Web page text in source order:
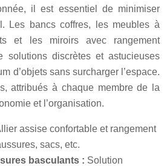
il est essentiel de minimiser
Les bancs coffres, les meubles à
et les miroirs avec rangement
solutions discrètes et astucieuses
d’objets sans surcharger l’espace.
attribués à chaque membre de la
et l’organisation.
assise confortable et rangement
sacs, etc.
basculants : Solution